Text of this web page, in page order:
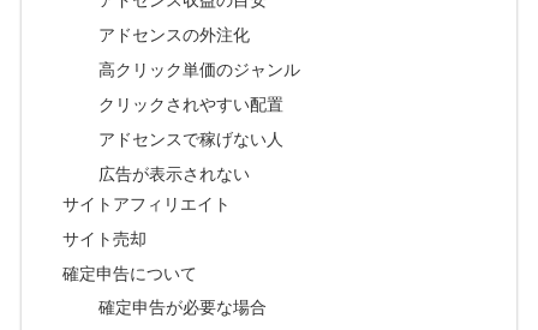
アドセンスの外注化
高クリック単価のジャンル
クリックされやすい配置
アドセンスで稼げない人
広告が表示されない
サイトアフィリエイト
サイト売却
確定申告について
確定申告が必要な場合